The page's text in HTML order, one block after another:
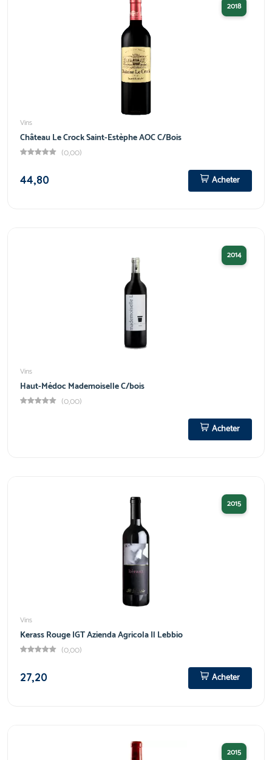
2018
Vins
Château Le Crock Saint-Estèphe AOC C/Bois
(0,00)
44,80
Acheter
2014
Vins
Haut-Médoc Mademoiselle C/bois
(0,00)
Acheter
2015
Vins
Kerass Rouge IGT Azienda Agricola Il Lebbio
(0,00)
27,20
Acheter
2015